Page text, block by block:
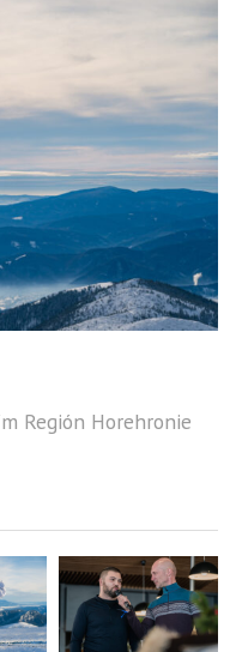
Región Horehronie